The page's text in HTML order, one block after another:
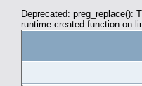
Deprecated: preg_replace():
runtime-created function on